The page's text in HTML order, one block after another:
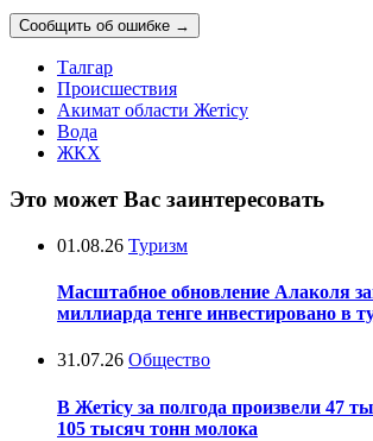
Сообщить об ошибке →
Талгар
Происшествия
Акимат области Жетісу
Вода
ЖКХ
Это может Вас заинтересовать
01.08.26 Туризм
Масштабное обновление Алаколя
миллиарда тенге инвестировано в
31.07.26 Общество
В Жетісу за полгода произвели 47
105 тысяч тонн молока